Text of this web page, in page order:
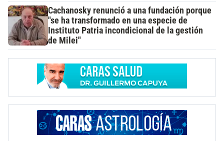
Cachanosky renunció a una fundación porque
"se ha transformado en una especie de
Instituto Patria incondicional de la gestión
de Milei"